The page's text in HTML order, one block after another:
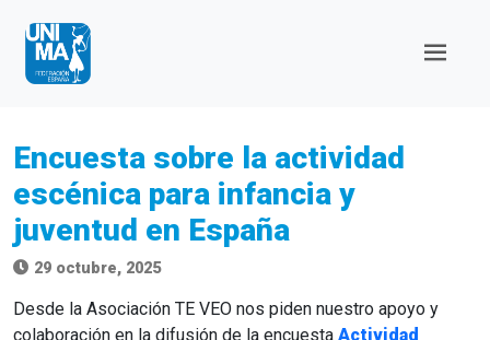
Encuesta sobre la actividad
escénica para infancia y
juventud en España
29 octubre, 2025
Desde la Asociación TE VEO nos piden nuestro apoyo y
colaboración en la difusión de la encuesta Actividad